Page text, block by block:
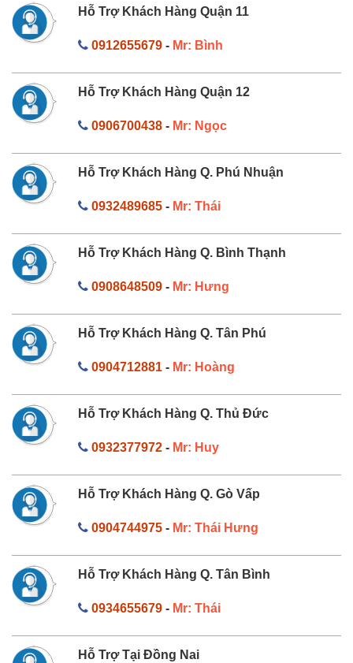
Hỗ Trợ Khách Hàng Quận 11
0912655679- Mr: Bình
Hỗ Trợ Khách Hàng Quận 12
0906700438- Mr: Ngọc
Hỗ Trợ Khách Hàng Q. Phú Nhuận
0932489685- Mr: Thái
Hỗ Trợ Khách Hàng Q. Bình Thạnh
0908648509- Mr: Hưng
Hỗ Trợ Khách Hàng Q. Tân Phú
0904712881- Mr: Hoàng
Hỗ Trợ Khách Hàng Q. Thủ Đức
0932377972- Mr: Huy
Hỗ Trợ Khách Hàng Q. Gò Vấp
0904744975- Mr: Thái Hưng
Hỗ Trợ Khách Hàng Q. Tân Bình
0934655679- Mr: Thái
Hỗ Trợ Tại Đồng Nai